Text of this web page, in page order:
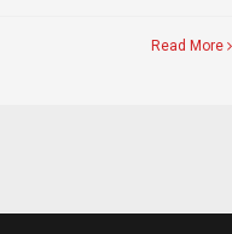
Read More